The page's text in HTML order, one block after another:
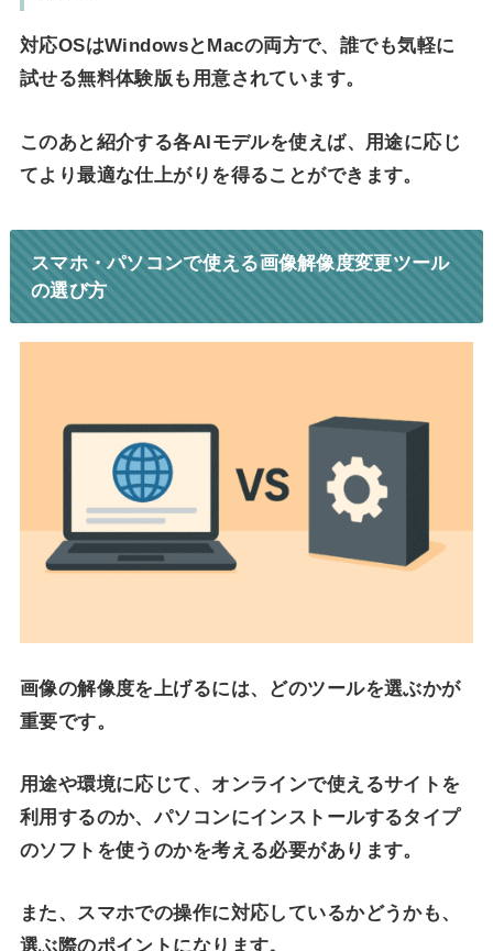
対応OSはWindowsとMacの両方で、誰でも気軽に
試せる無料体験版も用意されています。
このあと紹介する各AIモデルを使えば、用途に応じ
てより最適な仕上がりを得ることができます。
スマホ・パソコンで使える画像解像度変更ツール
の選び方
画像の解像度を上げるには、どのツールを選ぶかが
重要です。
用途や環境に応じて、オンラインで使えるサイトを
利用するのか、パソコンにインストールするタイプ
のソフトを使うのかを考える必要があります。
また、スマホでの操作に対応しているかどうかも、
選ぶ際のポイントになります。